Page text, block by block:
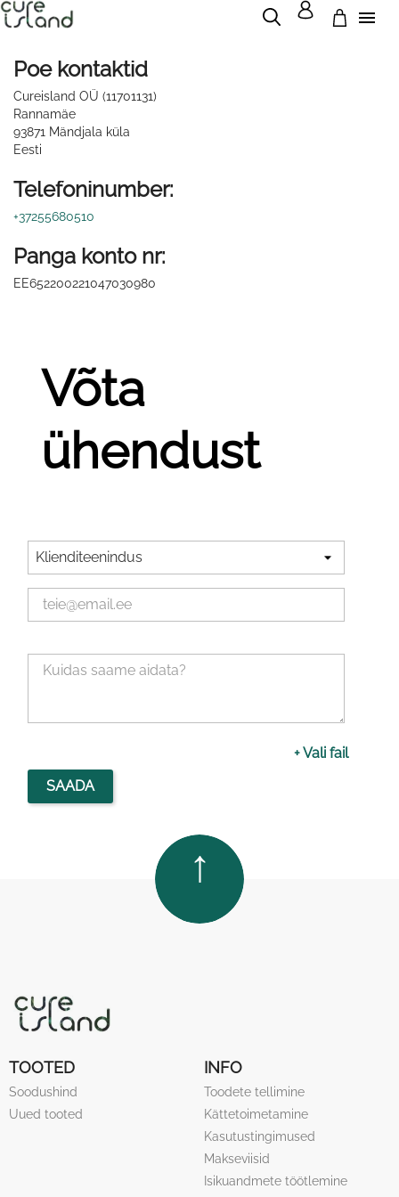

Poe kontaktid
Cureisland OÜ (11701131)
Rannamäe
93871 Mändjala küla
Eesti
Telefoninumber:
+37255680510
Panga konto nr:
EE652200221047030980
Võta
ühendust
+ Vali fail
TOOTED
Soodushind
Uued tooted
INFO
Toodete tellimine
Kättetoimetamine
Kasutustingimused
Makseviisid
Isikuandmete töötlemine